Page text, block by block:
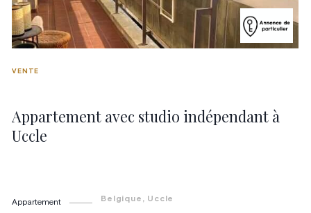
Appartement avec studio indépendant à
Uccle
VENTE
Appartement Belgique , Uccle